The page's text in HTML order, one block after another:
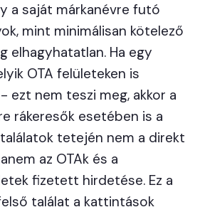
a saját márkanévre futó
mint minimálisan kötelező
elhagyhatatlan. Ha egy
OTA felületeken is
ezt nem teszi meg, akkor a
rákeresők esetében is a
tetején nem a direkt
az OTAk és a
fizetett hirdetése. Ez a
találat a kattintások